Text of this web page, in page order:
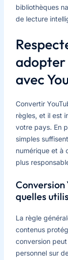
bibliothèques
de lecture
adopter
avec
Convertir
règles, et il est
votre pays. En
simples
numérique et à
plus
Conversion
quelles
La règle
contenus
conversion
personnel sur